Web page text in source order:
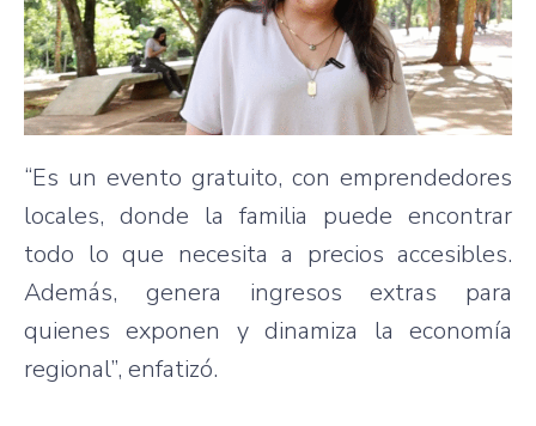
“Es un evento gratuito, con emprendedores
locales, donde la familia puede encontrar
todo lo que necesita a precios accesibles.
Además, genera ingresos extras para
quienes exponen y dinamiza la economía
regional”, enfatizó.